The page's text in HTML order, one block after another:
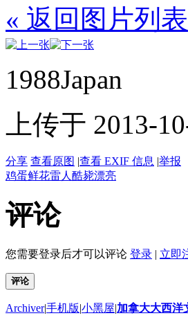
« 返回图片列表
1988Japan
上传于 2013-
分享 查看原图 |查看 EXIF 信息 |举报
鸡蛋鲜花雷人 酷毙漂亮
评论
您需要登录后才可以评论 登录 | 立即
评论
Archiver|手机版|小黑屋|加拿大大西洋